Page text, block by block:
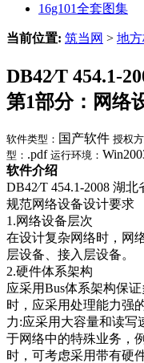
16g101全套图集
当前位置: 筑当网 > 地
DB42∕T 454.1-
第1部分：网络
软件类型： 国产软件 授权方
型： .pdf 运行环境：
软件介绍
DB42∕T 454.1-2008 湖
规范网络设备设计要求
1.网络设备层次
在设计复杂网络时，网
层设备、接入层设备。
2.硬件体系架构
应采用Bus体系架构保
时，应采用处理能力强
力:应采用大容量和读写
于网络中的特殊业务，
时，可考虑采用带有硬